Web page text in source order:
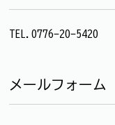
TEL.0776-20-5420
メールフォーム